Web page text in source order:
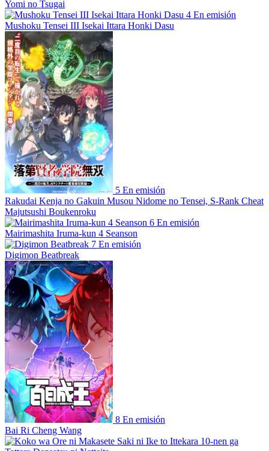
Yomi no Tsugai
4 En emisión
Mushoku Tensei III Isekai Ittara Honki Dasu
5 En emisión
Rakudai Kenja no Gakuin Musou Nidome no Tensei, S-Rank Cheat
Majutsushi Boukenroku
6 En emisión
Mairimashita Iruma-kun 4 Seanson
7 En emisión
Digimon Beatbreak
8 En emisión
Bai Ri Cheng Wang